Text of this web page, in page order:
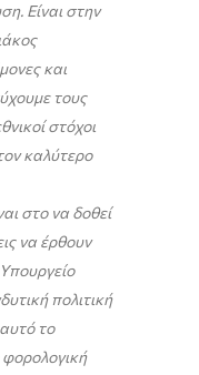
Είναι στην
και
τους
στόχοι
καλύτερο
στο να δοθεί
να έρθουν
πολιτική
το
φορολογική